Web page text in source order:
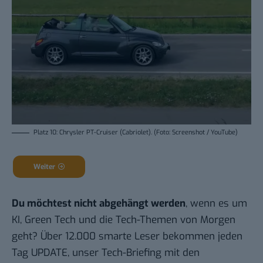
Platz 10: Chrysler PT-Cruiser (Cabriolet). (Foto: Screenshot / YouTube)
Weiter
Du möchtest nicht abgehängt werden, wenn es um
KI, Green Tech und die Tech-Themen von Morgen
geht? Über 12.000 smarte Leser bekommen jeden
Tag UPDATE, unser Tech-Briefing mit den